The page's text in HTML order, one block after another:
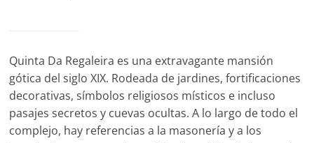
Quinta Da Regaleira es una extravagante mansión
gótica del siglo XIX. Rodeada de jardines, fortificaciones
decorativas, símbolos religiosos místicos e incluso
pasajes secretos y cuevas ocultas. A lo largo de todo el
complejo, hay referencias a la masonería y a los